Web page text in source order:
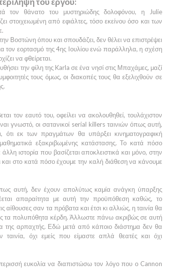
τον θάνατο του μυστηριώδης δολοφόνου, η
Julie
στοιχειωμένη από εφιάλτες, τόσο εκείνου όσο και των
Βοστώνηόπου και σπουδάζει, δεν θέλει να επιστρέψει
τον εορτασμό της 4ης Ιουλίου ενώ παράλληλα, η σχέση
να φθείρεται.
την φίλη της Karla σε ένα νησί στις Μπαχάμες, μαζί
τους όμως, οι διακοπές τους θα εξελιχθούν σε
τον εαυτό του, οφείλει να ακολουθηθεί, τουλάχιστον
γνωστό, οι σατανικοί serial killers ταινιών όπως αυτή,
ότι εκ των πραγμάτων θα υπάρξει κινηματογραφική
εξακριβωμένης κατάστασης. Το κατά πόσο
ιστορία που βασίζεται αποκλειστικά και μόνο, στην
και στο κατά πόσο έχουμε την καλή διάθεση να κάνουμε
αυτή, δεν έχουν απολύτως καμία ανάγκη ύπαρξης
απαραίτητα με αυτή την προϋπόθεση καθώς, το
αίθουσες σαν τα πρόβατα και έτσι κι αλλιώς, η ταινία θα
τα πολυπόθητα κέρδη. Άλλωστε πάνω ακριβώς σε αυτή
της αρπαχτής. Εδώ μετά από κάποιο διάστημα δεν θα
ταινία, όχι εμείς που είμαστε απλά θεατές και όχι
ευκολία να διαπιστώσω τον λόγο που ο Cannon